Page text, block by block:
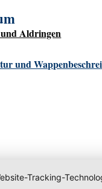
Aldringen
und
Tracking-